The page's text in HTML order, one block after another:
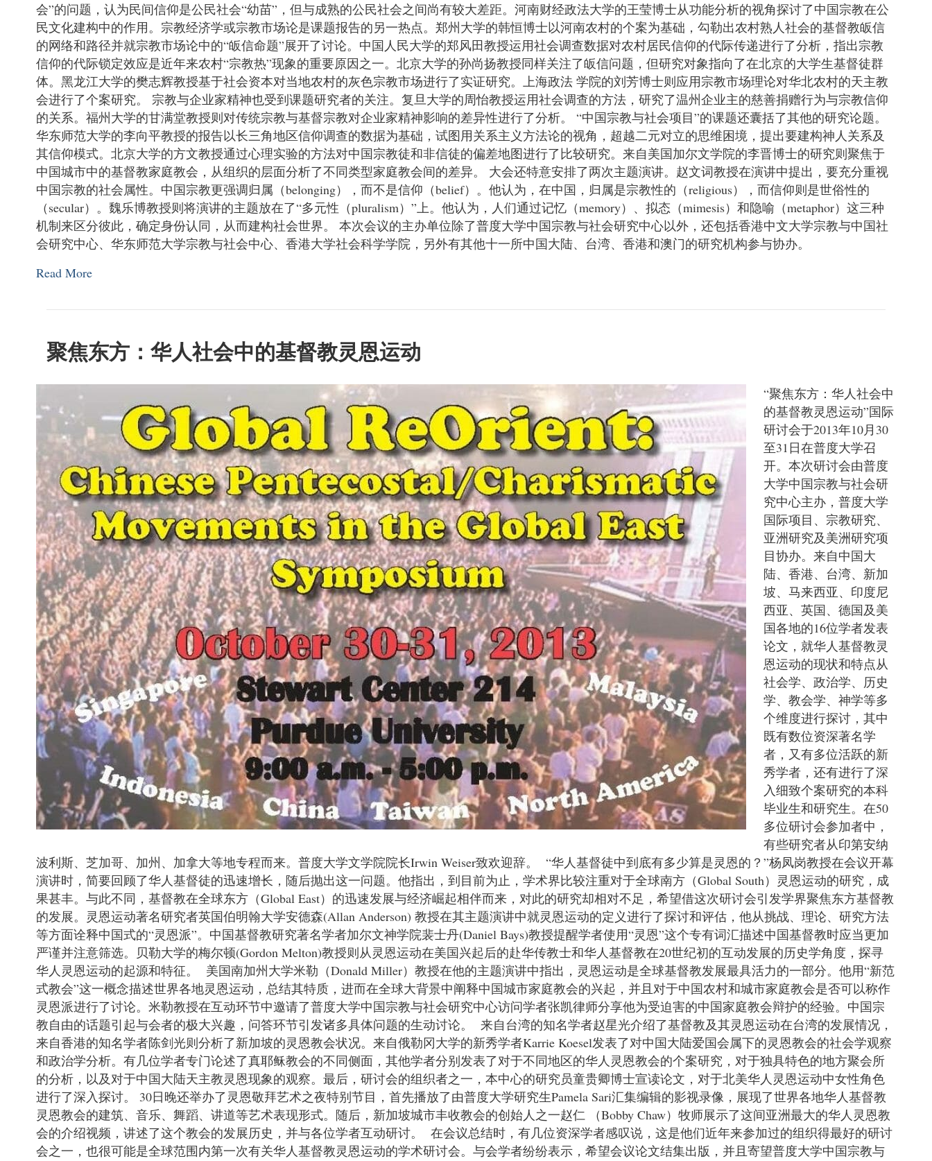
会”的问题，认为民间信仰是公民社会“幼苗”，但与成熟的公民社会之间尚有较大差距。河南财经政法大学的王莹博士从功能分析的视角探讨了中国宗教在公
民文化建构中的作用。宗教经济学或宗教市场论是课题报告的另一热点。郑州大学的韩恒博士以河南农村的个案为基础，勾勒出农村熟人社会的基督教皈信
的网络和路径并就宗教市场论中的“皈信命题”展开了讨论。中国人民大学的郑风田教授运用社会调查数据对农村居民信仰的代际传递进行了分析，指出宗教
信仰的代际锁定效应是近年来农村“宗教热”现象的重要原因之一。北京大学的孙尚扬教授同样关注了皈信问题，但研究对象指向了在北京的大学生基督徒群
体。黑龙江大学的樊志辉教授基于社会资本对当地农村的灰色宗教市场进行了实证研究。上海政法 学院的刘芳博士则应用宗教市场理论对华北农村的天主教
会进行了个案研究。 宗教与企业家精神也受到课题研究者的关注。复旦大学的周怡教授运用社会调查的方法，研究了温州企业主的慈善捐赠行为与宗教信仰
的关系。福州大学的甘满堂教授则对传统宗教与基督宗教对企业家精神影响的差异性进行了分析。 “中国宗教与社会项目”的课题还囊括了其他的研究论题。
华东师范大学的李向平教授的报告以长三角地区信仰调查的数据为基础，试图用关系主义方法论的视角，超越二元对立的思维困境，提出要建构神人关系及
其信仰模式。北京大学的方文教授通过心理实验的方法对中国宗教徒和非信徒的偏差地图进行了比较研究。来自美国加尔文学院的李晋博士的研究则聚焦于
中国城市中的基督教家庭教会，从组织的层面分析了不同类型家庭教会间的差异。 大会还特意安排了两次主题演讲。赵文词教授在演讲中提出，要充分重视
中国宗教的社会属性。中国宗教更强调归属（belonging），而不是信仰（belief）。他认为，在中国，归属是宗教性的（religious），而信仰则是世俗性的
（secular）。魏乐博教授则将演讲的主题放在了“多元性（pluralism）”上。他认为，人们通过记忆（memory）、拟态（mimesis）和隐喻（metaphor）这三种
机制来区分彼此，确定身份认同，从而建构社会世界。 本次会议的主办单位除了普度大学中国宗教与社会研究中心以外，还包括香港中文大学宗教与中国社
会研究中心、华东师范大学宗教与社会中心、香港大学社会科学学院，另外有其他十一所中国大陆、台湾、香港和澳门的研究机构参与协办。
Read More
聚焦东方：华人社会中的基督教灵恩运动
“聚焦东方：华人社会中
的基督教灵恩运动”国际
研讨会于2013年10月30
至31日在普度大学召
开。本次研讨会由普度
大学中国宗教与社会研
究中心主办，普度大学
国际项目、宗教研究、
亚洲研究及美洲研究项
目协办。来自中国大
陆、香港、台湾、新加
坡、马来西亚、印度尼
西亚、英国、德国及美
国各地的16位学者发表
论文，就华人基督教灵
恩运动的现状和特点从
社会学、政治学、历史
学、教会学、神学等多
个维度进行探讨，其中
既有数位资深著名学
者，又有多位活跃的新
秀学者，还有进行了深
入细致个案研究的本科
毕业生和研究生。在50
多位研讨会参加者中，
有些研究者从印第安纳
波利斯、芝加哥、加州、加拿大等地专程而来。普度大学文学院院长Irwin Weiser致欢迎辞。 “华人基督徒中到底有多少算是灵恩的？”杨凤岗教授在会议开幕
演讲时，简要回顾了华人基督徒的迅速增长，随后抛出这一问题。他指出，到目前为止，学术界比较注重对于全球南方（Global South）灵恩运动的研究，成
果甚丰。与此不同，基督教在全球东方（Global East）的迅速发展与经济崛起相伴而来，对此的研究却相对不足，希望借这次研讨会引发学界聚焦东方基督教
的发展。灵恩运动著名研究者英国伯明翰大学安德森(Allan Anderson) 教授在其主题演讲中就灵恩运动的定义进行了探讨和评估，他从挑战、理论、研究方法
等方面诠释中国式的“灵恩派”。中国基督教研究著名学者加尔文神学院裴士丹(Daniel Bays)教授提醒学者使用“灵恩”这个专有词汇描述中国基督教时应当更加
严谨并注意筛选。贝勒大学的梅尔顿(Gordon Melton)教授则从灵恩运动在美国兴起后的赴华传教士和华人基督教在20世纪初的互动发展的历史学角度，探寻
华人灵恩运动的起源和特征。 美国南加州大学米勒（Donald Miller）教授在他的主题演讲中指出，灵恩运动是全球基督教发展最具活力的一部分。他用“新范
式教会”这一概念描述世界各地灵恩运动，总结其特质，进而在全球大背景中阐释中国城市家庭教会的兴起，并且对于中国农村和城市家庭教会是否可以称作
灵恩派进行了讨论。米勒教授在互动环节中邀请了普度大学中国宗教与社会研究中心访问学者张凯律师分享他为受迫害的中国家庭教会辩护的经验。中国宗
教自由的话题引起与会者的极大兴趣，问答环节引发诸多具体问题的生动讨论。 来自台湾的知名学者赵星光介绍了基督教及其灵恩运动在台湾的发展情况，
来自香港的知名学者陈剑光则分析了新加坡的灵恩教会状况。来自俄勒冈大学的新秀学者Karrie Koesel发表了对中国大陆爱国会属下的灵恩教会的社会学观察
和政治学分析。有几位学者专门论述了真耶稣教会的不同侧面，其他学者分别发表了对于不同地区的华人灵恩教会的个案研究，对于独具特色的地方聚会所
的分析，以及对于中国大陆天主教灵恩现象的观察。最后，研讨会的组织者之一，本中心的研究员童贵卿博士宣读论文，对于北美华人灵恩运动中女性角色
进行了深入探讨。 30日晚还举办了灵恩敬拜艺术之夜特别节目，首先播放了由普度大学研究生Pamela Sari汇集编辑的影视录像，展现了世界各地华人基督教
灵恩教会的建筑、音乐、舞蹈、讲道等艺术表现形式。随后，新加坡城市丰收教会的创始人之一赵仁 （Bobby Chaw）牧师展示了这间亚洲最大的华人灵恩教
会的介绍视频，讲述了这个教会的发展历史，并与各位学者互动研讨。 在会议总结时，有几位资深学者感叹说，这是他们近年来参加过的组织得最好的研讨
会之一，也很可能是全球范围内第一次有关华人基督教灵恩运动的学术研讨会。与会学者纷纷表示，希望会议论文结集出版，并且寄望普度大学中国宗教与